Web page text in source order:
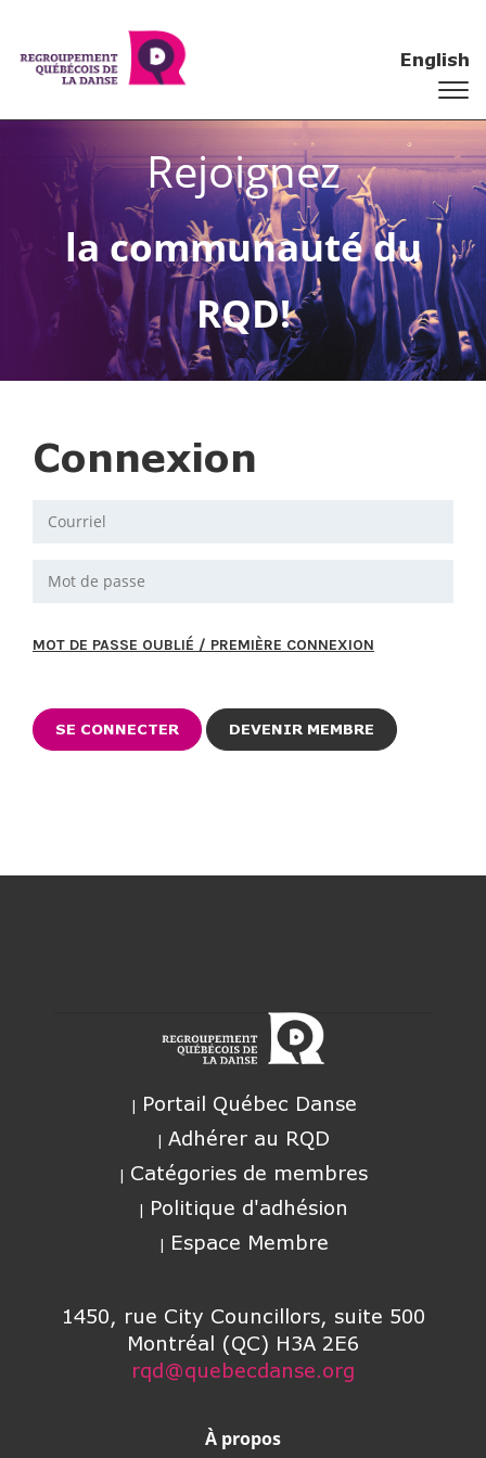
English
Rejoignez
la communauté du
RQD!
Connexion
MOT DE PASSE OUBLIÉ / PREMIÈRE CONNEXION
DEVENIR MEMBRE
Portail Québec Danse
Adhérer au RQD
Catégories de membres
Politique d'adhésion
Espace Membre
1450, rue City Councillors, suite 500
Montréal (QC) H3A 2E6
rqd@quebecdanse.org
À propos